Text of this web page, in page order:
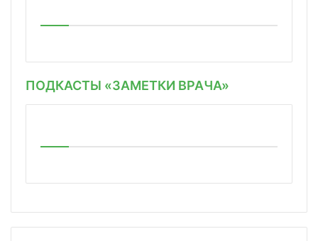
ПОДКАСТЫ «ЗАМЕТКИ ВРАЧА»